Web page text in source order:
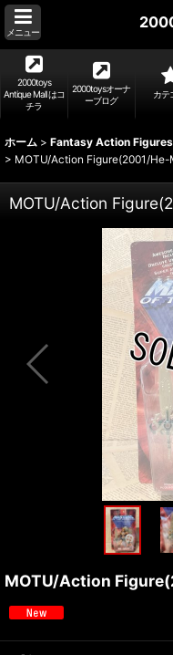
メニュー
2000toys
Antique Mall はコ
チラ
2000toysオーナ
ーブログ
カテ
ホーム > Fantasy Action
> MOTU/Action Figure(2001/He-
MOTU/Action
MOTU/Action